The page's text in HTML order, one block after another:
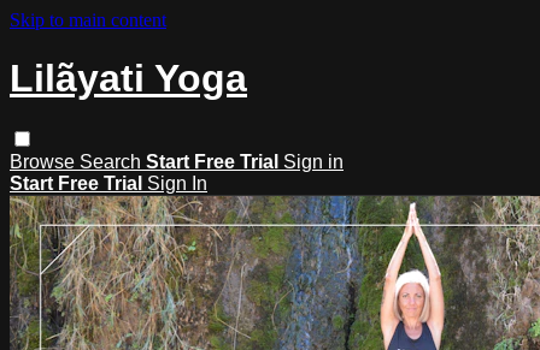
Skip to main content
Lilãyati Yoga
Browse Search Start Free Trial Sign in
Start Free Trial Sign In